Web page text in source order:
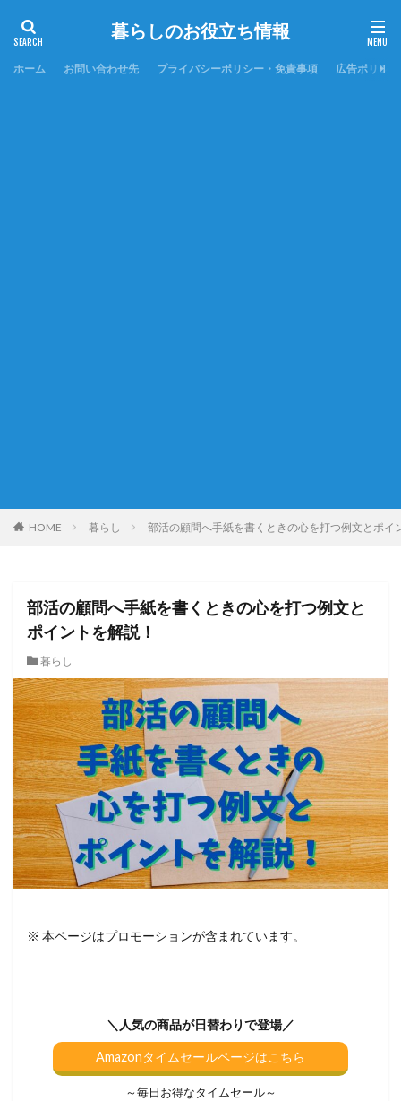
暮らしのお役立ち情報
ホーム お問い合わせ先 プライバシーポリシー・免責事項 広告ポリシー
HOME 暮らし 部活の顧問へ手紙を書くときの心を打つ例文とポイ
部活の顧問へ手紙を書くときの心を打つ例文と
ポイントを解説！
暮らし
※ 本ページはプロモーションが含まれています。
＼人気の商品が日替わりで登場／
Amazonタイムセールページはこちら
～毎日お得なタイムセール～